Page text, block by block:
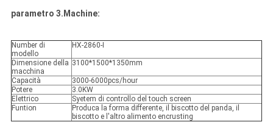
parametro 3.Machine:
Number di
modello
HX-2860-I
Dimensione della
macchina
3100*1500*1350mm
Capacità
3000-6000pcs/hour
Potere
3.0KW
Elettrico
Syetem di controllo del touch screen
Funtion
Produca la forma differente, il biscotto del panda, il
biscotto e l'altro alimento encrusting